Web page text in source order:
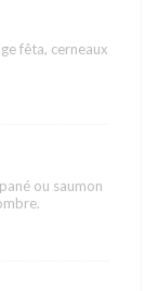
fêta, cerneaux
ou saumon